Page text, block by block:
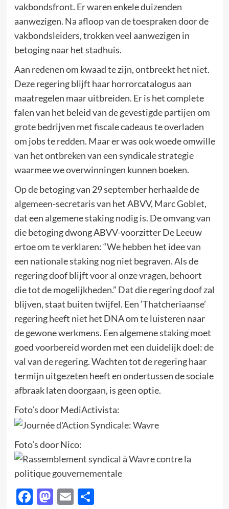
vakbondsfront. Er waren enkele duizenden
aanwezigen. Na afloop van de toespraken door de
vakbondsleiders, trokken veel aanwezigen in
betoging naar het stadhuis.
Aan redenen om kwaad te zijn, ontbreekt het niet.
Deze regering blijft haar horrorcatalogus aan
maatregelen maar uitbreiden. Er is het complete
falen van het beleid van de gevestigde partijen om
grote bedrijven met fiscale cadeaus te overladen
om jobs te redden. Maar er was ook woede omwille
van het ontbreken van een syndicale strategie
waarmee we overwinningen kunnen boeken.
Op de betoging van 29 september herhaalde de
algemeen-secretaris van het ABVV, Marc Goblet,
dat een algemene staking nodig is. De omvang van
die betoging dwong ABVV-voorzitter De Leeuw
ertoe om te verklaren: “We hebben het idee van
een nationale staking nog niet begraven. Als de
regering doof blijft voor al onze vragen, behoort
die tot de mogelijkheden.” Dat die regering doof zal
blijven, staat buiten twijfel. Een ‘Thatcheriaanse’
regering heeft niet het DNA om te luisteren naar
de gewone werkmens. Een algemene staking moet
goed voorbereid worden met een duidelijk doel: de
val van de regering. Wachten tot de regering haar
termijn uitgezeten heeft en ondertussen de sociale
afbraak laten doorgaan, is geen optie.
Foto’s door MediActivista:
Foto’s door Nico:
Facebook
Mastodon
EmailDelen